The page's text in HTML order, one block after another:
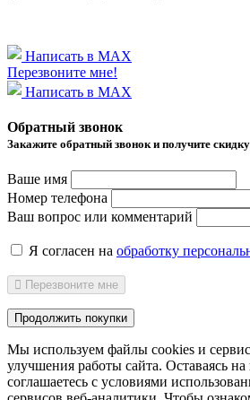
Написать в MAX
Перезвоните мне!
Написать в MAX
Обратный звонок
Закажите обратный звонок и получитe
Ваше имя
Номер телефона
Ваш вопрос или комментарий
Я согласен на обработку
Перезвоните мне
Продолжить покупки
Мы используем файлы cookies и
улучшения работы сайта. Оставаясь
соглашаетесь с условиями